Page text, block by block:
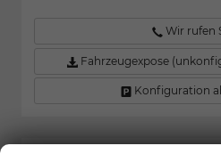
Wir rufen
Fahrzeugexpose
Konfiguration